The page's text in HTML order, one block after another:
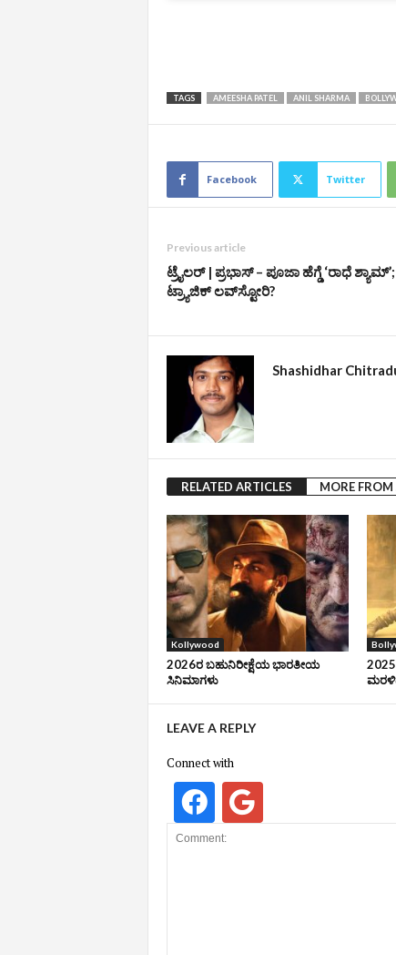
TAGS AMEESHA PATEL ANIL SHARMA
Facebook Twitter
Previous article
ಟ್ರೈಲರ್‌ | ಪ್ರಭಾಸ್‌ – ಪೂಜಾ ಹೆಗ್ಡೆ ‘ರಾಧೆ ಶ್ಯಾಮ್‌’;
ಟ್ರ್ಯಾಜಿಕ್‌ ಲವ್‌ಸ್ಟೋರಿ?
Shashidhar
RELATED ARTICLES MORE
Kollywood
2026ರ ಬಹುನಿರೀಕ್ಷೆಯ ಭಾರತೀಯ
ಸಿನಿಮಾಗಳು
LEAVE A REPLY
Connect with